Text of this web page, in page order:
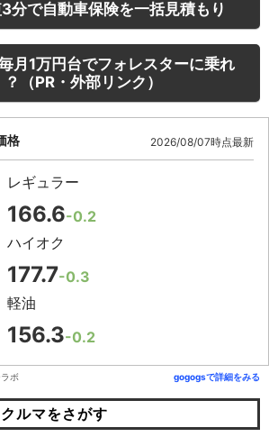
3分で自動車保険を一括見積もり
月1万円台でフォレスターに乗れ
？（PR・外部リンク）
格 2026/08/07時点最新
レギュラー
166.6-0.2
ハイオク
177.7-0.3
軽油
156.3-0.2
ボ gogogsで詳細をみる
ルマをさがす